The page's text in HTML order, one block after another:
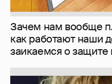
Зачем нам вообще
как работают наши
заикаемся о защите